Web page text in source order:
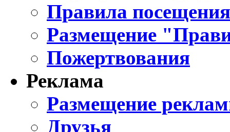
Правила
Размещение
Пожертвования
Реклама
Размещение
Друзья